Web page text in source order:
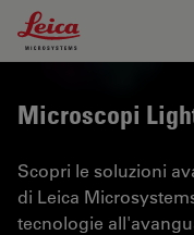
Leica Microsystems
Microscopi
Scopri le soluzioni
di Leica
tecnologie